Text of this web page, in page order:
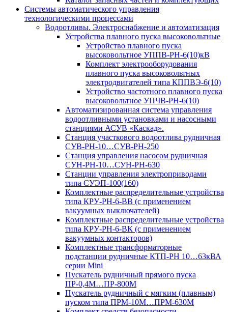
Системы автоматического управления
технологическими процессами
Водоотливы. Электроснабжение и автоматизация
Устройства плавного пуска высоковольтные
Устройство плавного пуска
высоковольтное УППВ-РН-6(10)кВ
Комплект электрооборудования
плавного пуска высоковольтных
электродвигателей типа КППВЭ-6(10)
Устройство частотного плавного пуска
высоковольтное УПЧВ-РН-6(10)
Автоматизированная система управления
водоотливными установками и насосными
станциями АСУВ «Каскад».
Станция участкового водоотлива рудничная
СУВ-РН-10…СУВ-РН-250
Станция управления насосом рудничная
СУН-РН-10…СУН-РН-630
Станции управления электроприводами
типа СУЭП-100(160)
Комплектные распределительные устройства
типа КРУ-РН-6-ВВ (с применением
вакуумных выключателей)
Комплектные распределительные устройства
типа КРУ-РН-6-ВК (с применением
вакуумных контакторов)
Комплектные трансформаторные
подстанции рудничные КТП-РН 10…63кВА
серии Mini
Пускатель рудничный прямого пуска
ПР-0,4М…ПР-800М
Пускатель рудничный с мягким (плавным)
пуском типа ПРМ-10М…ПРМ-630М